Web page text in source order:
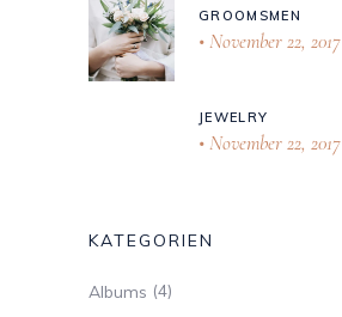
GROOMSMEN
November 22, 2017
JEWELRY
November 22, 2017
KATEGORIEN
Albums (4)